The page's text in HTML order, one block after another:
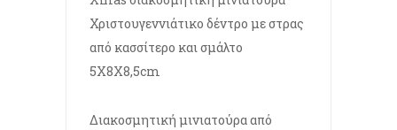
Χριστουγεννιάτικο δέντρο με στρας
από κασσίτερο και σμάλτο
5X8X8,5cm
Διακοσμητική μινιατούρα από